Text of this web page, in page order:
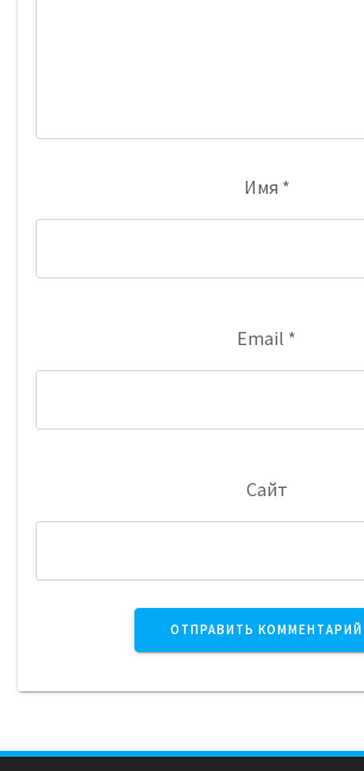
Имя *
Email *
Сайт